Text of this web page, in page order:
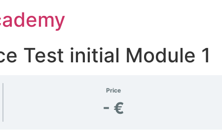
Test initial Module 1
Price
- €